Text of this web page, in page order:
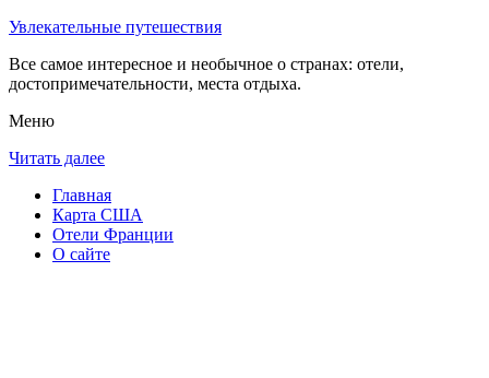
Увлекательные путешествия
Все самое интересное и необычное о странах: отели,
достопримечательности, места отдыха.
Меню
Читать далее
Главная
Карта США
Отели Франции
О сайте